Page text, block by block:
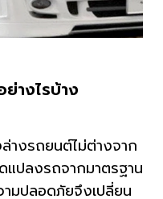
างไรบ้าง
างรถยนต์ไม่ต่างจาก
แปลงรถจากมาตรฐาน
มปลอดภัยจึงเปลี่ยน